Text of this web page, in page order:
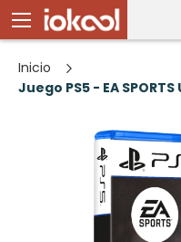
Inicio
Juego PS5 - EA